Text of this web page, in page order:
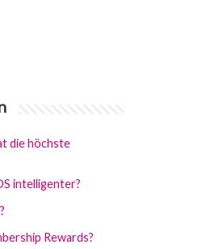
die höchste
intelligenter?
Rewards?